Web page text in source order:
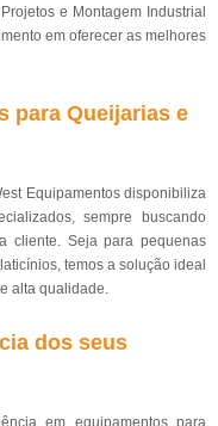
e Montagem Industrial
em oferecer as melhores
para Queijarias e
Equipamentos disponibiliza
sempre buscando
cliente. Seja para pequenas
temos a solução ideal
alta qualidade.
dos seus
em equipamentos para